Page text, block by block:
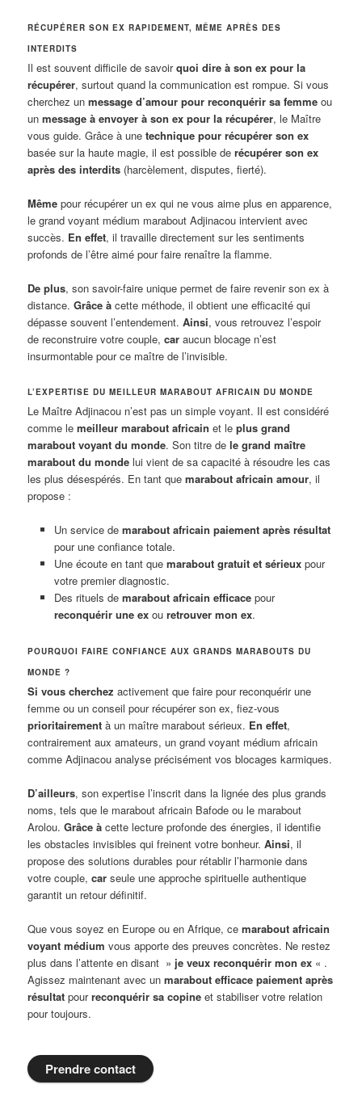
RÉCUPÉRER SON EX RAPIDEMENT, MÊME APRÈS DES
INTERDITS
Il est souvent difficile de savoirquoi dire à son ex pour la
récupérer, surtout quand la communication est rompue. Si vous
cherchez unmessage d’amour pour reconquérir sa femme ou
unmessage à envoyer à son ex pour la récupérer, le Maître
vous guide. Grâce à unetechnique pour récupérer son ex
basée sur la haute magie, il est possible derécupérer son ex
après des interdits (harcèlement, disputes, fierté).
Même pour récupérer un ex qui ne vous aime plus en apparence,
le grand voyant médium marabout Adjinacou intervient avec
succès. En effet, il travaille directement sur les sentiments
profonds de l’être aimé pour faire renaître la flamme.
De plus, son savoir-faire unique permet de faire revenir son ex à
distance.Grâce à cette méthode, il obtient une efficacité qui
dépasse souvent l’entendement.Ainsi, vous retrouvez l’espoir
de reconstruire votre couple,car aucun blocage n’est
insurmontable pour ce maître de l’invisible.
L’EXPERTISE DU MEILLEUR MARABOUT AFRICAIN DU MONDE
Le Maître Adjinacou n’est pas un simple voyant. Il est considéré
comme lemeilleur marabout africain et leplus grand
marabout voyant du monde. Son titre dele grand maître
marabout du monde lui vient de sa capacité à résoudre les cas
les plus désespérés. En tant quemarabout africain amour, il
propose :
Un service de marabout africain paiement après résultat
pour une confiance totale.
Une écoute en tant que marabout gratuit et sérieuxpour
votre premier diagnostic.
Des rituels de marabout africain efficacepour
reconquérir une exou retrouver mon ex.
POURQUOI FAIRE CONFIANCE AUX GRANDS MARABOUTS DU
MONDE ?
Si vous cherchez activement que faire pour reconquérir une
femme ou un conseil pour récupérer son ex, fiez-vous
prioritairement à un maître marabout sérieux. En effet,
contrairement aux amateurs, un grand voyant médium africain
comme Adjinacou analyse précisément vos blocages karmiques.
D’ailleurs, son expertise l’inscrit dans la lignée des plus grands
noms, tels que le marabout africain Bafode ou le marabout
Arolou.Grâce à cette lecture profonde des énergies, il identifie
les obstacles invisibles qui freinent votre bonheur.Ainsi, il
propose des solutions durables pour rétablir l’harmonie dans
votre couple,car seule une approche spirituelle authentique
garantit un retour définitif.
Que vous soyez en Europe ou en Afrique, cemarabout africain
voyant médium vous apporte des preuves concrètes. Ne restez
plus dans l’attente en disant » je veux reconquérir mon ex « .
Agissez maintenant avec unmarabout efficace paiement après
résultat pourreconquérir sa copine et stabiliser votre relation
pour toujours.
Prendre contact